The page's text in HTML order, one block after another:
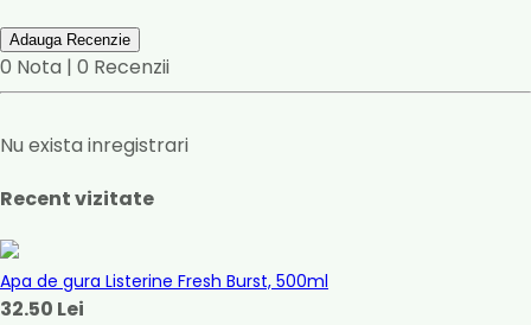
Adauga Recenzie
0 Nota | 0 Recenzii
Nu exista inregistrari
Recent vizitate
Apa de gura Listerine Fresh Burst, 500ml
32.50 Lei